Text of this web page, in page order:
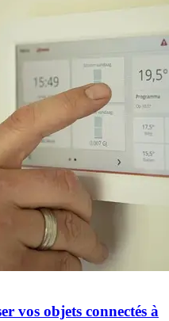
vos objets connectés à